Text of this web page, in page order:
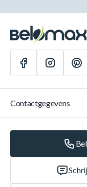
Contactgegevens